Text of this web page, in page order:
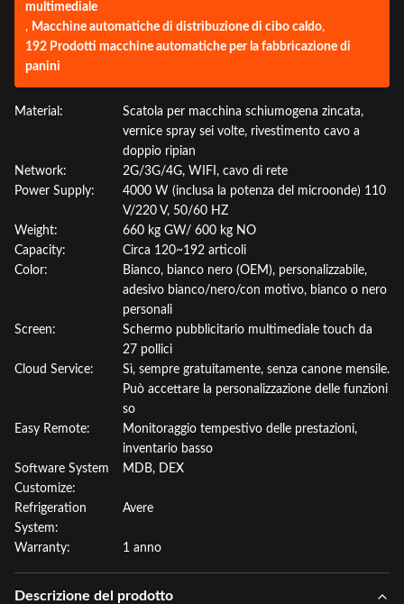
multimediale
, Macchine automatiche di distribuzione di cibo caldo,
192 Prodotti macchine automatiche per la fabbricazione di
panini
Material:
Scatola per macchina schiumogena zincata,
vernice spray sei volte, rivestimento cavo a
doppio ripian
Network:
2G/3G/4G, WIFI, cavo di rete
Power Supply:
4000 W (inclusa la potenza del microonde) 110
V/220 V, 50/60 HZ
Weight:
660 kg GW/ 600 kg NO
Capacity:
Circa 120~192 articoli
Color:
Bianco, bianco nero (OEM), personalizzabile,
adesivo bianco/nero/con motivo, bianco o nero
personali
Screen:
Schermo pubblicitario multimediale touch da
27 pollici
Cloud Service:
Sì, sempre gratuitamente, senza canone mensile.
Può accettare la personalizzazione delle funzioni
so
Easy Remote:
Monitoraggio tempestivo delle prestazioni,
inventario basso
Software System
Customize:
MDB, DEX
Refrigeration
System:
Avere
Warranty: 1 anno
Descrizione del prodotto